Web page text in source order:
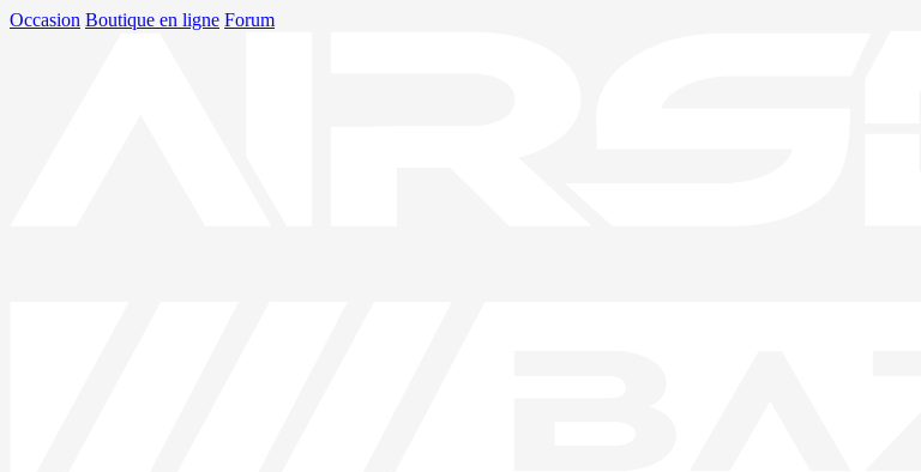
Occasion Boutique en ligne Forum